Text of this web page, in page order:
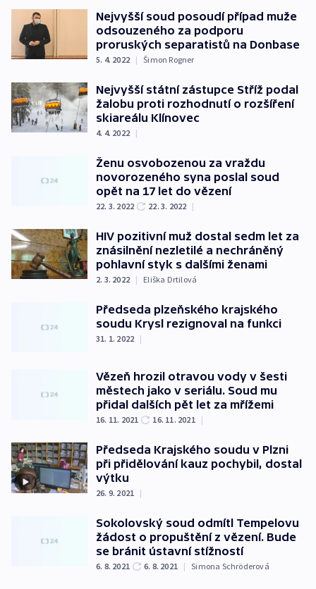
Nejvyšší soud posoudí případ muže
odsouzeného za podporu
proruských separatistů na Donbase
5. 4. 2022 | Šimon Rogner
Nejvyšší státní zástupce Stříž podal
žalobu proti rozhodnutí o rozšíření
skiareálu Klínovec
4. 4. 2022 |
Ženu osvobozenou za vraždu
novorozeného syna poslal soud
opět na 17 let do vězení
22. 3. 2022 22. 3. 2022 |
HIV pozitivní muž dostal sedm let za
znásilnění nezletilé a nechráněný
pohlavní styk s dalšími ženami
2. 3. 2022 | Eliška Drtilová
Předseda plzeňského krajského
soudu Krysl rezignoval na funkci
31. 1. 2022 |
Vězeň hrozil otravou vody v šesti
městech jako v seriálu. Soud mu
přidal dalších pět let za mřížemi
16. 11. 2021 16. 11. 2021 |
Předseda Krajského soudu v Plzni
při přidělování kauz pochybil, dostal
výtku
26. 9. 2021 |
Sokolovský soud odmítl Tempelovu
žádost o propuštění z vězení. Bude
se bránit ústavní stížností
6. 8. 2021 6. 8. 2021 | Simona Schröderová